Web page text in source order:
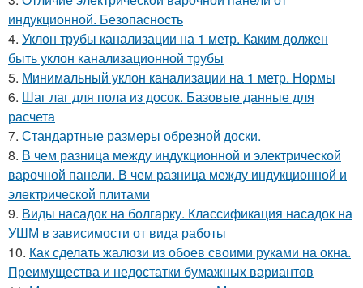
индукционной. Безопасность
4. Уклон трубы канализации на 1 метр. Каким должен
быть уклон канализационной трубы
5. Минимальный уклон канализации на 1 метр. Нормы
6. Шаг лаг для пола из досок. Базовые данные для
расчета
7. Стандартные размеры обрезной доски.
8. В чем разница между индукционной и электрической
варочной панели. В чем разница между индукционной и
электрической плитами
9. Виды насадок на болгарку. Классификация насадок на
УШМ в зависимости от вида работы
10. Как сделать жалюзи из обоев своими руками на окна.
Преимущества и недостатки бумажных вариантов